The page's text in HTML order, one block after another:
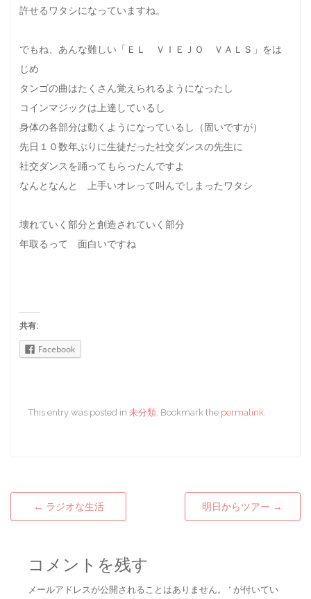
許せるワタシになっていますね。
でもね、あんな難しい「ＥＬ ＶＩＥＪＯ ＶＡＬＳ」をは
じめ
タンゴの曲はたくさん覚えられるようになったし
コインマジックは上達しているし
身体の各部分は動くようになっているし（固いですが）
先日１０数年ぶりに生徒だった社交ダンスの先生に
社交ダンスを踊ってもらったんですよ
なんとなんと 上手いオレって叫んでしまったワタシ
壊れていく部分と創造されていく部分
年取るって 面白いですね
共有:
Facebook
This entry was posted in 未分類 . Bookmark the permalink
Post navigation
← ラジオな生活 明日からツアー →
コメントを残す
メールアドレスが公開されることはありません。 * が付いてい